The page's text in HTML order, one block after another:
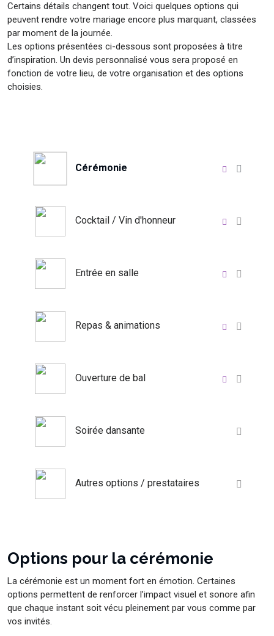
Certains détails changent tout. Voici quelques options qui
peuvent rendre votre mariage encore plus marquant, classées
par moment de la journée.
Les options présentées ci-dessous sont proposées à titre
d’inspiration. Un devis personnalisé vous sera proposé en
fonction de votre lieu, de votre organisation et des options
choisies.
Cérémonie
Cocktail / Vin d'honneur
Entrée en salle
Repas & animations
Ouverture de bal
Soirée dansante
Autres options / prestataires
Options pour la cérémonie
La cérémonie est un moment fort en émotion. Certaines
options permettent de renforcer l’impact visuel et sonore afin
que chaque instant soit vécu pleinement par vous comme par
vos invités.